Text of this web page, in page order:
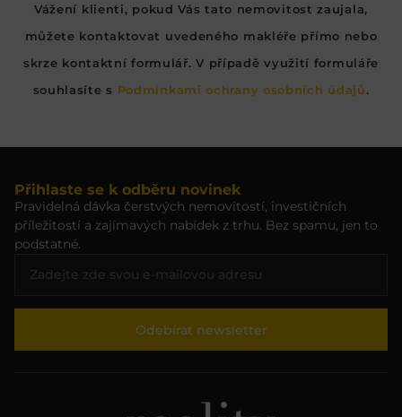
Vážení klienti, pokud Vás tato nemovitost zaujala,
můžete kontaktovat uvedeného makléře přímo nebo
skrze kontaktní formulář. V případě využití formuláře
souhlasíte s Podmínkami ochrany osobních údajů.
Přihlaste se k odběru novinek
Pravidelná dávka čerstvých nemovitostí, investičních
příležitostí a zajímavých nabídek z trhu. Bez spamu, jen to
podstatné.
Odebírat newsletter